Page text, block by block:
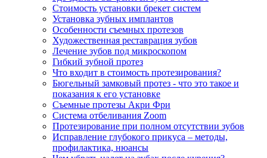
Стоимость установки брекет систем
Установка зубных имплантов
Особенности съемных протезов
Художественная реставрация зубов
Лечение зубов под микроскопом
Гибкий зубной протез
Что входит в стоимость протезирования?
Бюгельный замковый протез - что это такое и
показания к его установке
Съемные протезы Акри Фри
Система отбеливания Zoom
Протезирование при полном отсутствии зубов
Исправление глубокого прикуса – методы,
профилактика, нюансы